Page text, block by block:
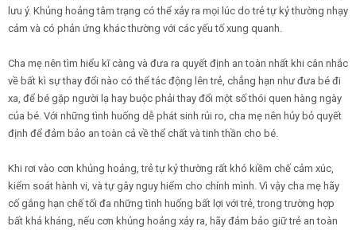
lưu ý. Khủng hoảng tâm trạng có thể xảy ra mọi lúc do trẻ tự kỷ thường nhạy
cảm và có phản ứng khác thường với các yếu tố xung quanh.
Cha mẹ nên tìm hiểu kĩ càng và đưa ra quyết định an toàn nhất khi cân nhắc
về bất kì sự thay đổi nào có thể tác động lên trẻ, chẳng hạn như đưa bé đi
xa, để bé gặp người lạ hay buộc phải thay đổi một số thói quen hàng ngày
của bé. Với những tình huống dễ phát sinh rủi ro, cha mẹ nên hủy bỏ quyết
định để đảm bảo an toàn cả về thể chất và tinh thần cho bé.
Khi rơi vào cơn khủng hoảng, trẻ tự kỷ thường rất khó kiềm chế cảm xúc,
kiểm soát hành vi, và tự gây nguy hiểm cho chính mình. Vì vậy cha mẹ hãy
cố gắng hạn chế tối đa những tình huống bất lợi với trẻ, trong trường hợp
bất khả kháng, nếu cơn khủng hoảng xảy ra, hãy đảm bảo giữ trẻ an toàn